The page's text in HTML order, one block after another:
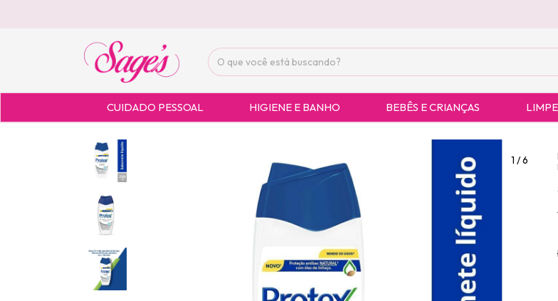
CUIDADO PESSOAL HIGIENE E BANHO BEBÊS E CRIANÇAS
1 /6